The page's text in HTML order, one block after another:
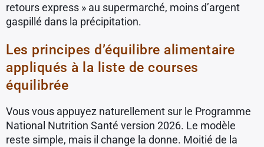
retours express » au supermarché, moins d’argent
gaspillé dans la précipitation.
Les principes d’équilibre alimentaire
appliqués à la liste de courses
équilibrée
Vous vous appuyez naturellement sur le Programme
National Nutrition Santé version 2026. Le modèle
reste simple, mais il change la donne. Moitié de la